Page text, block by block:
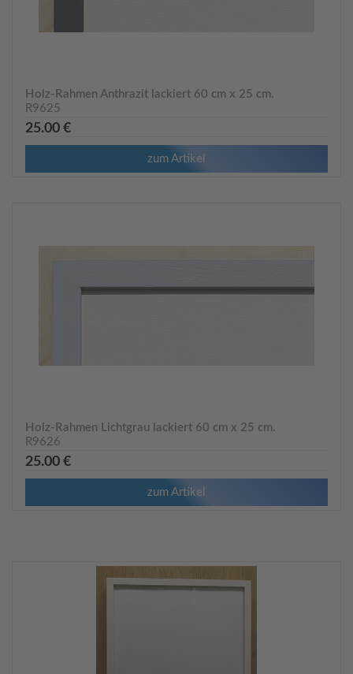
Holz-Rahmen Anthrazit lackiert 60 cm x 25 cm.
R9625
25.00 €
zum Artikel
Holz-Rahmen Lichtgrau lackiert 60 cm x 25 cm.
R9626
25.00 €
zum Artikel